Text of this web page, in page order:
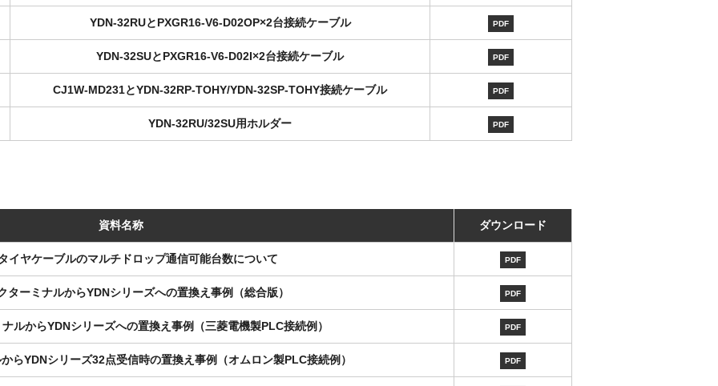
YDN-32RUとPXGR16-V6-D02OP×2台接続ケーブル PDF
YDN-32SUとPXGR16-V6-D02I×2台接続ケーブル PDF
CJ1W-MD231とYDN-32RP-TOHY/YDN-32SP-TOHY接続ケーブル PDF
YDN-32RU/32SU用ホルダー PDF
資料名称 ダウンロード
イヤケーブルのマルチドロップ通信可能台数について PDF
ターミナルからYDNシリーズへの置換え事例（総合版） PDF
ルからYDNシリーズへの置換え事例（三菱電機製PLC接続例） PDF
らYDNシリーズ32点受信時の置換え事例（オムロン製PLC接続例） PDF